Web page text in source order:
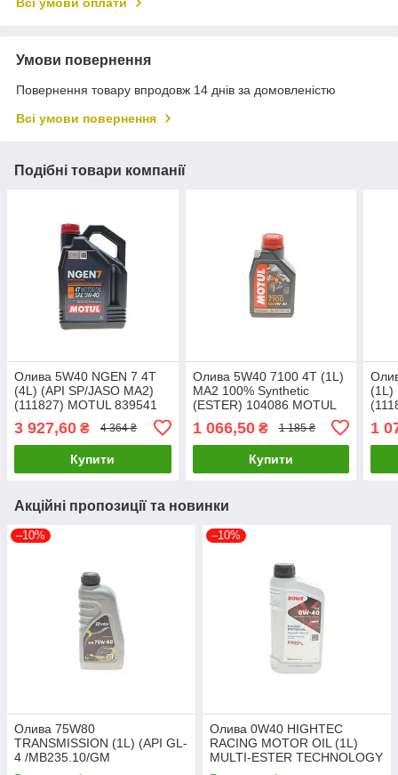
Всі умови оплати
Умови повернення
Повернення товару впродовж 14 днів за домовленістю
Всі умови повернення
Подібні товари компанії
Олива 5W40 NGEN 7 4T
(4L) (API SP/JASO MA2)
(111827) MOTUL 839541
3 927,60 ₴ 4 364 ₴
Купити
Олива 5W40 7100 4T (1L)
MA2 100% Synthetic
(ESTER) 104086 MOTUL
1 066,50₴ 1 185 ₴
Купити
(1L)
1
Акційні пропозиції та новинки
–10%
Олива 75W80
TRANSMISSION (1L) (API GL-
4 /MB235.10/GM
1940182/FORD WSD
–10%
Олива 0W40 HIGHTEC
RACING MOTOR OIL (1L)
MULTI-ESTER TECHNOLOGY
ROWE 20092-0010-99 UA61